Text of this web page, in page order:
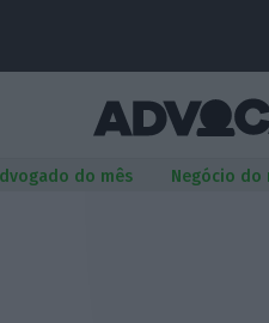
do mês Negócio do